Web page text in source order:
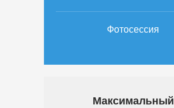
Фотосессия
Максимальный